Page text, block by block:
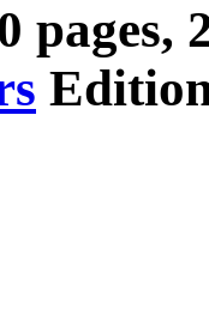
pages,